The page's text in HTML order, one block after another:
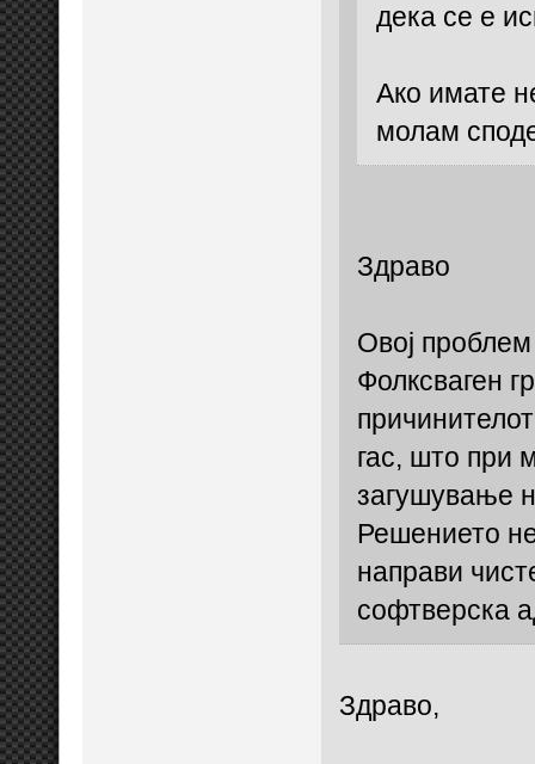
дека се е
Ако имате
молам
Здраво
Овој проблем
Фолксваген
гас, што при
загушување
Решението
направи
софтверска
Здраво,